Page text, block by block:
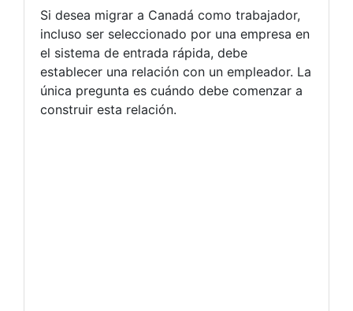
Si desea migrar a Canadá como trabajador,
incluso ser seleccionado por una empresa en
el sistema de entrada rápida, debe
establecer una relación con un empleador. La
única pregunta es cuándo debe comenzar a
construir esta relación.